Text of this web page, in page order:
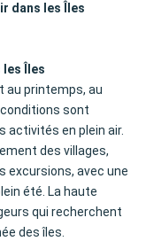
dans les Îles
les Îles
au printemps, au
sont
activités en plein air.
des villages,
excursions, avec une
été. La haute
qui recherchent
des îles.